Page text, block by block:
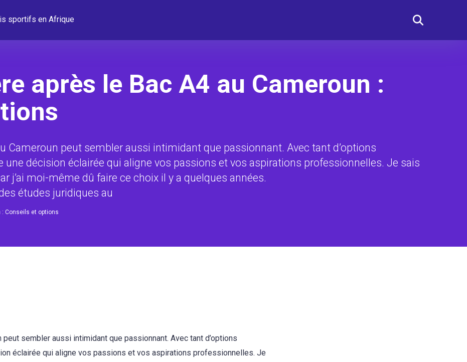
sportifs en Afrique
après le Bac A4 au Cameroun :
Cameroun peut sembler aussi intimidant que passionnant. Avec tant d’options
une décision éclairée qui aligne vos passions et vos aspirations professionnelles. Je sais
j’ai moi-même dû faire ce choix il y a quelques années.
études juridiques au
: Conseils et options
sembler aussi intimidant que passionnant. Avec tant d’options
éclairée qui aligne vos passions et vos aspirations professionnelles. Je